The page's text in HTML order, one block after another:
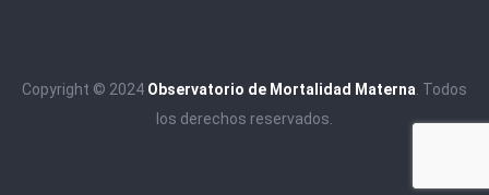
Copyright © 2024 Observatorio de Mortalidad Materna . Todos
los derechos reservados.